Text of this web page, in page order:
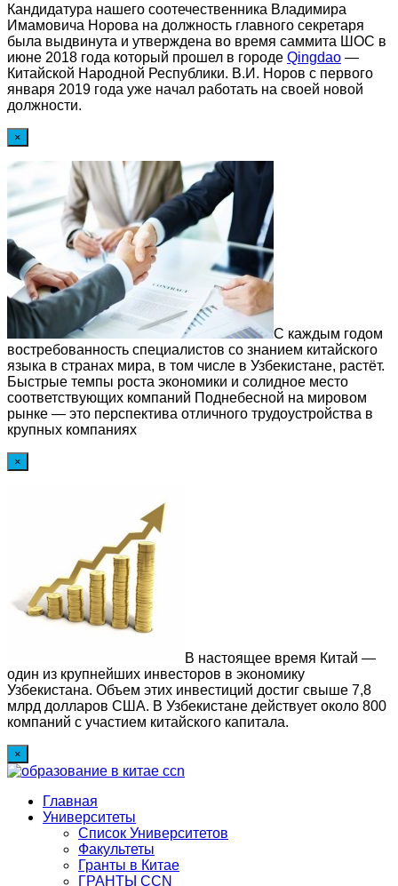
Кандидатура нашего соотечественника Владимира
Имамовича Норова на должность главного секретаря
была выдвинута и утверждена во время саммита ШОС в
июне 2018 года который прошел в городе Qingdao —
Китайской Народной Республики. В.И. Норов с первого
января 2019 года уже начал работать на своей новой
должности.
×
С каждым годом
востребованность специалистов со знанием китайского
языка в странах мира, в том числе в Узбекистане, растёт.
Быстрые темпы роста экономики и солидное место
соответствующих компаний Поднебесной на мировом
рынке — это перспектива отличного трудоустройства в
крупных компаниях
×
В настоящее время Китай —
один из крупнейших инвесторов в экономику
Узбекистана. Объем этих инвестиций достиг свыше 7,8
млрд долларов США. В Узбекистане действует около 800
компаний с участием китайского капитала.
×
Главная
Университеты
Список Университетов
Факультеты
Гранты в Китае
ГРАНТЫ ССN